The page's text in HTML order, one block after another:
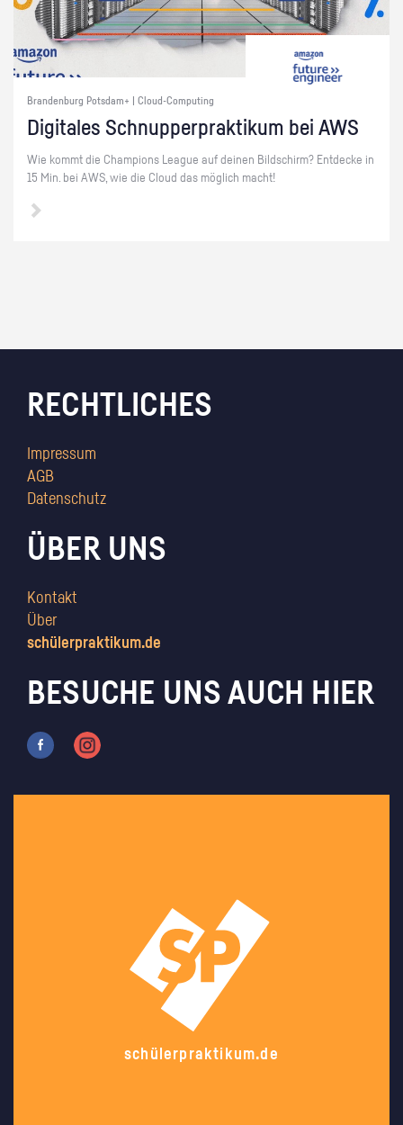
Brandenburg Potsdam+ | Cloud-Computing
Di­gi­ta­les Schnup­per­prak­ti­kum bei AWS
Wie kommt die Cham­pi­ons Le­ague auf dei­nen Bild­schirm? Ent­de­cke in
15 Min. bei AWS, wie die Cloud das mög­lich macht!
RECHTLICHES
Impressum
AGB
Datenschutz
ÜBER UNS
Kontakt
Über
schülerpraktikum.de
BESUCHE UNS AUCH HIER
schülerpraktikum.de